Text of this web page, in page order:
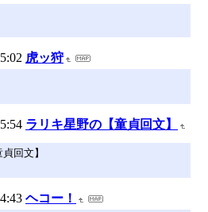
虎ッ狩
ラリキ星野の【童貞回文】
回文】
ヘコー！